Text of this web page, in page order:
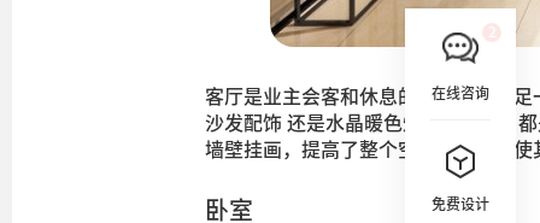
在线咨询
免费设计
客厅是业主会客和休息的地方，是满
沙发配饰 还是水晶暖色灯光照耀下，
墙壁挂画，提高了整个空间的格调，使
卧室